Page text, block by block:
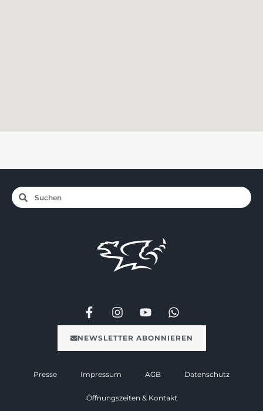
NEWSLETTER ABONNIEREN
Presse Impressum AGB Datenschutz
Öffnungszeiten & Kontakt